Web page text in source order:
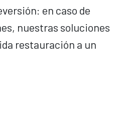
en caso de
nuestras soluciones
restauración a un